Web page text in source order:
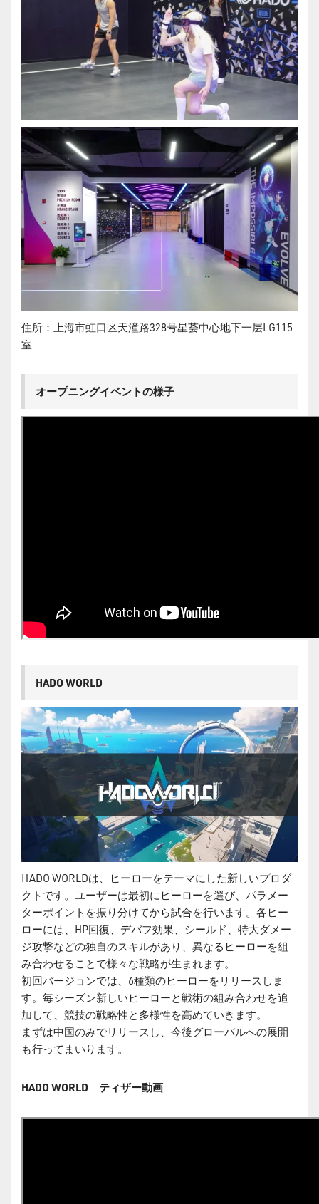
住所：上海市虹口区天潼路328号星荟中心地下一层LG115
室
オープニングイベントの様子
HADO WORLD
HADO WORLDは、ヒーローをテーマにした新しいプロダ
クトです。ユーザーは最初にヒーローを選び、パラメー
ターポイントを振り分けてから試合を行います。各ヒー
ローには、HP回復、デバフ効果、シールド、特大ダメー
ジ攻撃などの独自のスキルがあり、異なるヒーローを組
み合わせることで様々な戦略が生まれます。
初回バージョンでは、6種類のヒーローをリリースしま
す。毎シーズン新しいヒーローと戦術の組み合わせを追
加して、競技の戦略性と多様性を高めていきます。
まずは中国のみでリリースし、今後グローバルへの展開
も行ってまいります。
HADO WORLD ティザー動画